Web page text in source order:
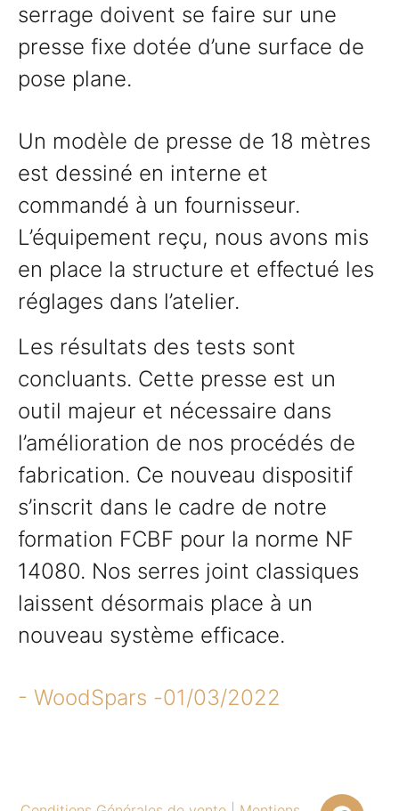
serrage doivent se faire sur une
presse fixe dotée d’une surface de
pose plane.
Un modèle de presse de 18 mètres
est dessiné en interne et
commandé à un fournisseur.
L’équipement reçu, nous avons mis
en place la structure et effectué les
réglages dans l’atelier.
Les résultats des tests sont
concluants. Cette presse est un
outil majeur et nécessaire dans
l’amélioration de nos procédés de
fabrication. Ce nouveau dispositif
s’inscrit dans le cadre de notre
formation FCBF pour la norme NF
14080. Nos serres joint classiques
laissent désormais place à un
nouveau système efficace.
- WoodSpars -01/03/2022